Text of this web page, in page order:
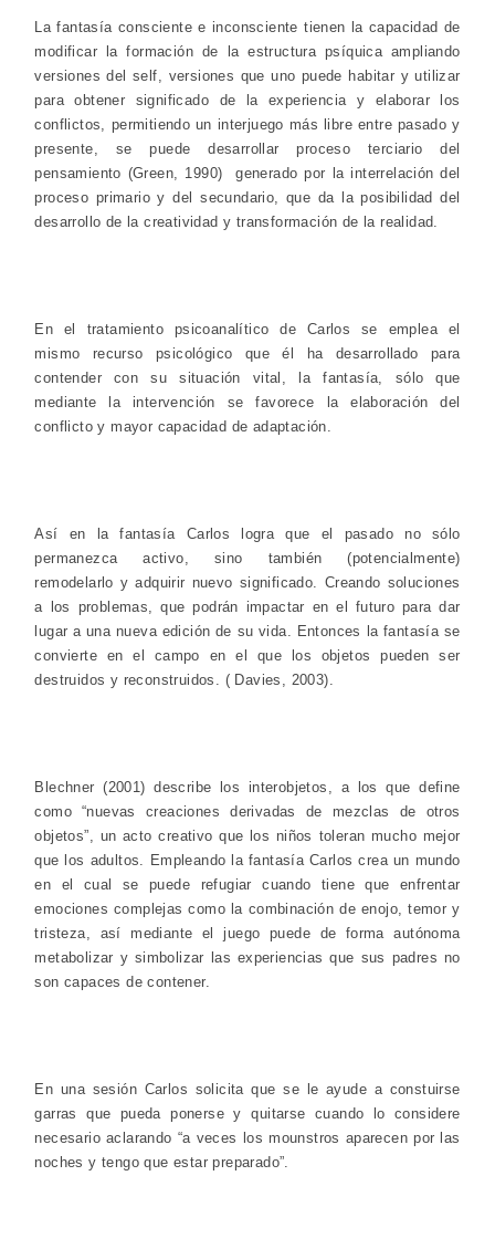
La fantasía consciente e inconsciente tienen la capacidad de
modificar la formación de la estructura psíquica ampliando
versiones del self, versiones que uno puede habitar y utilizar
para obtener significado de la experiencia y elaborar los
conflictos, permitiendo un interjuego más libre entre pasado y
presente, se puede desarrollar proceso terciario del
pensamiento (Green, 1990) generado por la interrelación del
proceso primario y del secundario, que da la posibilidad del
desarrollo de la creatividad y transformación de la realidad.
En el tratamiento psicoanalítico de Carlos se emplea el
mismo recurso psicológico que él ha desarrollado para
contender con su situación vital, la fantasía, sólo que
mediante la intervención se favorece la elaboración del
conflicto y mayor capacidad de adaptación.
Así en la fantasía Carlos logra que el pasado no sólo
permanezca activo, sino también (potencialmente)
remodelarlo y adquirir nuevo significado. Creando soluciones
a los problemas, que podrán impactar en el futuro para dar
lugar a una nueva edición de su vida. Entonces la fantasía se
convierte en el campo en el que los objetos pueden ser
destruidos y reconstruidos. ( Davies, 2003).
Blechner (2001) describe los interobjetos, a los que define
como “nuevas creaciones derivadas de mezclas de otros
objetos”, un acto creativo que los niños toleran mucho mejor
que los adultos. Empleando la fantasía Carlos crea un mundo
en el cual se puede refugiar cuando tiene que enfrentar
emociones complejas como la combinación de enojo, temor y
tristeza, así mediante el juego puede de forma autónoma
metabolizar y simbolizar las experiencias que sus padres no
son capaces de contener.
En una sesión Carlos solicita que se le ayude a constuirse
garras que pueda ponerse y quitarse cuando lo considere
necesario aclarando “a veces los mounstros aparecen por las
noches y tengo que estar preparado”.